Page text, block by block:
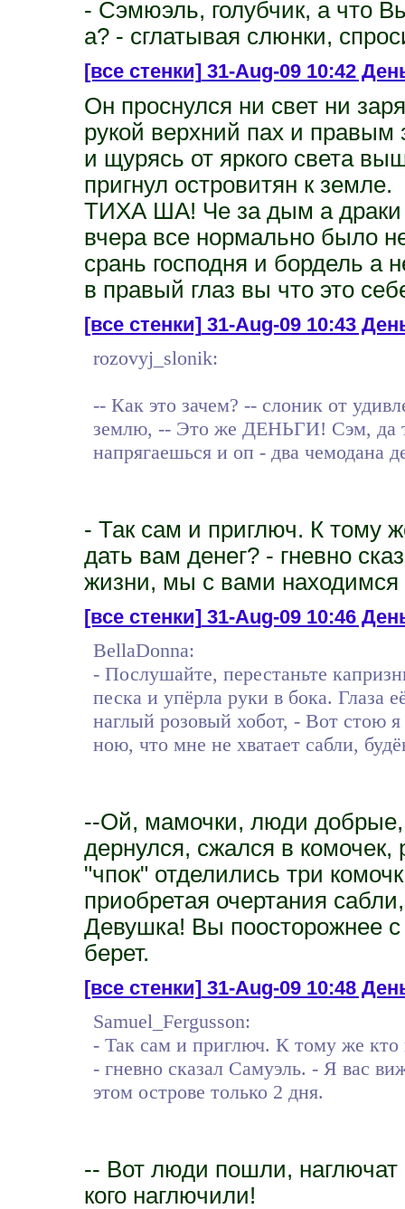
- Сэмюэль, голубчик, а что
а? - сглатывая слюнки,
[все стенки]31-Aug-09 10:42
Он проснулся ни свет ни
рукой верхний пах и
и щурясь от яркого света
пригнул островитян к земле.
ТИХА ША! Че за дым а драки
вчера все нормально было
срань господня и бордель а
в правый глаз вы что это
[все стенки]31-Aug-09 10:43
rozovyj_slonik:
-- Как это зачем? -- слоник от
землю, -- Это же ДЕНЬГИ! Сэм, да
напрягаешься и оп - два чемодана
- Так сам и приглюч. К тому
дать вам денег? - гневно
жизни, мы с вами находимся
[все стенки]31-Aug-09 10:46
BellaDonna:
- Послушайте, перестаньте
песка и упёрла руки в бока. Глаза
наглый розовый хобот, - Вот стою
ною, что мне не хватает сабли,
--Ой, мамочки, люди добрые,
дернулся, сжался в комочек,
"чпок" отделились три
приобретая очертания
Девушка! Вы поосторожнее
берет.
[все стенки]31-Aug-09 10:48
Samuel_Fergusson:
- Так сам и приглюч. К тому же кто
- гневно сказал Самуэль. - Я вас
этом острове только 2 дня.
-- Вот люди пошли, наглючат
кого наглючили!